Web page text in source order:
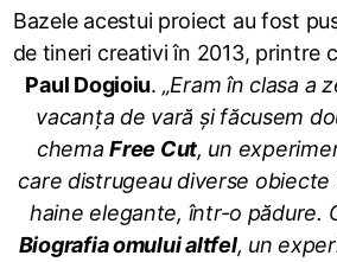
Bazele acestui proiect au fost
de tineri creativi în 2013, printre
Paul Dogioiu. „Eram în clasa a
vacanța de vară și făcusem
chemaFree Cut, un
care distrugeau diverse obiecte
haine elegante, într-o pădure.
Biografia omului altfel, un